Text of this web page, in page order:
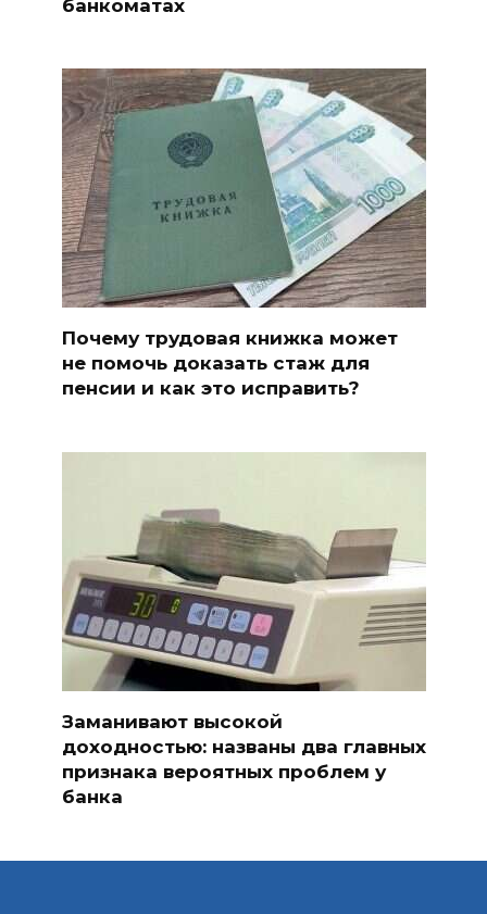
банкоматах
Почему трудовая книжка может
не помочь доказать стаж для
пенсии и как это исправить?
Заманивают высокой
доходностью: названы два главных
признака вероятных проблем у
банка